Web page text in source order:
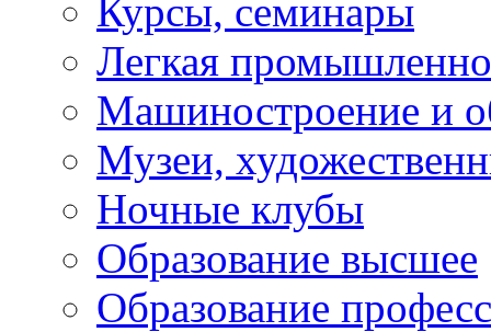
Курсы, семинары
Легкая
Машиностроение и
Музеи,
Ночные клубы
Образование высшее
Образование